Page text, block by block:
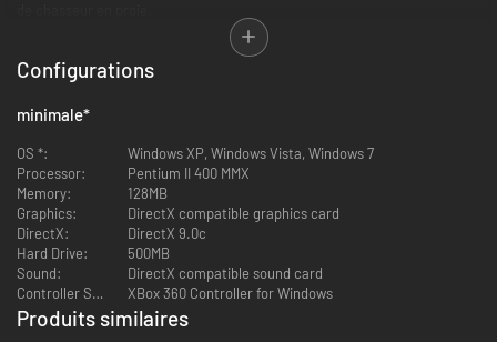
Trois campagnes: Marine, Alien et Predator
Inclut tous les niveaux du AvP Gold Edition original et l'extension du
Mode Escarmouche contre des hordes infinies d’Aliens
Des aptitudes, armes et équipements uniques pour chaque espèce
Escaladez les murs et les cages d'ascenseurs en tant qu’Alien avec
une rapidité effrayante puis attaquez et dévorez vos victimes
Traquez votre proie en tant que Predator mortel avec ses lames du
poignet, ses canons d’épaule et son mode furtif
Bloquez et chargez en tant que Marine utilisant le détecteur de
mouvement, des lance-grenades et lance-flammes pour exterminer
vos ennemis
Support pour contrôleur Xbox 360 pour Windows
Musique de la bande son du CD original
Configurations
minimale*
OS *:
Windows XP, Windows Vista, Windows 7
Processor:
Pentium II 400 MMX
Memory:
128MB
Graphics:
DirectX compatible graphics card
DirectX:
DirectX 9.0c
Hard Drive:
500MB
Sound:
DirectX compatible sound card
Controller Support:XBox 360 Controller for Windows
Produits similaires